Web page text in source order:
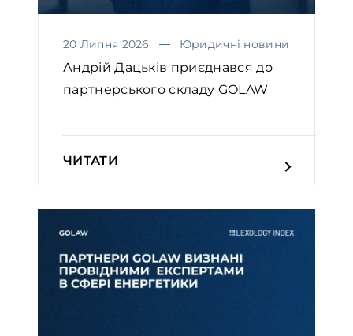
20 Липня 2026 Юридичні новини
Андрій Дацьків приєднався до
партнерського складу GOLAW
ЧИТАТИ